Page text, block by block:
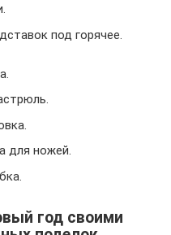
под горячее.
для ножей.
год своими